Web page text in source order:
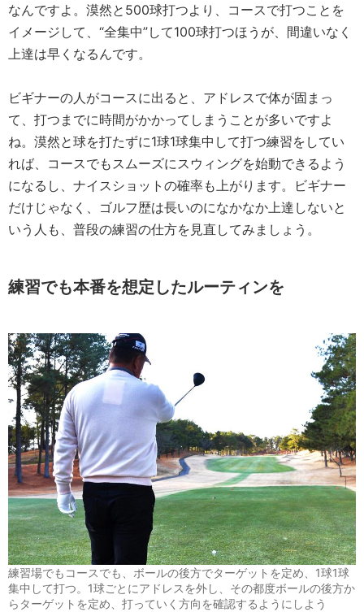
なんですよ。漠然と500球打つより、コースで打つことを
イメージして、“全集中”して100球打つほうが、間違いなく
上達は早くなるんです。
ビギナーの人がコースに出ると、アドレスで体が固まっ
て、打つまでに時間がかかってしまうことが多いですよ
ね。漠然と球を打たずに1球1球集中して打つ練習をしてい
れば、コースでもスムーズにスウィングを始動できるよう
になるし、ナイスショットの確率も上がります。ビギナー
だけじゃなく、ゴルフ歴は長いのになかなか上達しないと
いう人も、普段の練習の仕方を見直してみましょう。
練習でも本番を想定したルーティンを
練習場でもコースでも、ボールの後方でターゲットを定め、1球1球
集中して打つ。1球ごとにアドレスを外し、その都度ボールの後方か
らターゲットを定め、打っていく方向を確認するようにしよう